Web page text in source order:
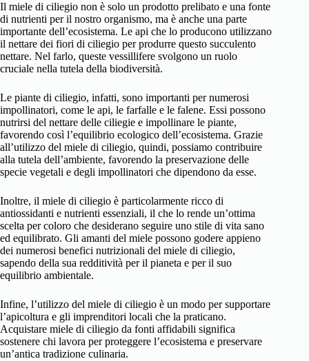
Il miele di ciliegio non è solo un prodotto prelibato e una fonte
di nutrienti per il nostro organismo, ma è anche una parte
importante dell’ecosistema. Le api che lo producono utilizzano
il nettare dei fiori di ciliegio per produrre questo succulento
nettare. Nel farlo, queste vessillifere svolgono un ruolo
cruciale nella tutela della biodiversità.
Le piante di ciliegio, infatti, sono importanti per numerosi
impollinatori, come le api, le farfalle e le falene. Essi possono
nutrirsi del nettare delle ciliegie e impollinare le piante,
favorendo così l’equilibrio ecologico dell’ecosistema. Grazie
all’utilizzo del miele di ciliegio, quindi, possiamo contribuire
alla tutela dell’ambiente, favorendo la preservazione delle
specie vegetali e degli impollinatori che dipendono da esse.
Inoltre, il miele di ciliegio è particolarmente ricco di
antiossidanti e nutrienti essenziali, il che lo rende un’ottima
scelta per coloro che desiderano seguire uno stile di vita sano
ed equilibrato. Gli amanti del miele possono godere appieno
dei numerosi benefici nutrizionali del miele di ciliegio,
sapendo della sua redditività per il pianeta e per il suo
equilibrio ambientale.
Infine, l’utilizzo del miele di ciliegio è un modo per supportare
l’apicoltura e gli imprenditori locali che la praticano.
Acquistare miele di ciliegio da fonti affidabili significa
sostenere chi lavora per proteggere l’ecosistema e preservare
un’antica tradizione culinaria.